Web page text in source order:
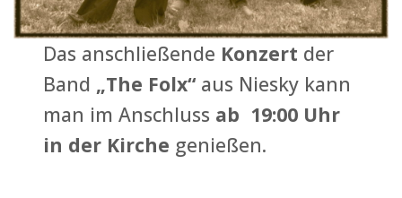
Das anschließende Konzert der
Band „The Folx“ aus Niesky kann
man im Anschluss ab 19:00 Uhr
in der Kirche genießen.